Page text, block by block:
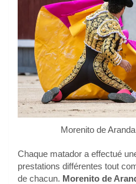
Morenito de
Chaque matador a effectué
prestations différentes tout
de chacun. Morenito de